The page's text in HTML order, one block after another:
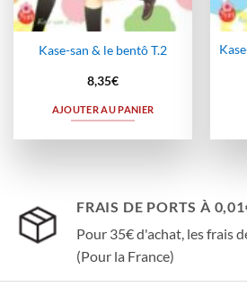
Kase-san & le bentô T.2
8,35€
AJOUTER AU PANIER
FRAIS DE PORTS À
Pour 35€ d'achat, les frais
(Pour la France)